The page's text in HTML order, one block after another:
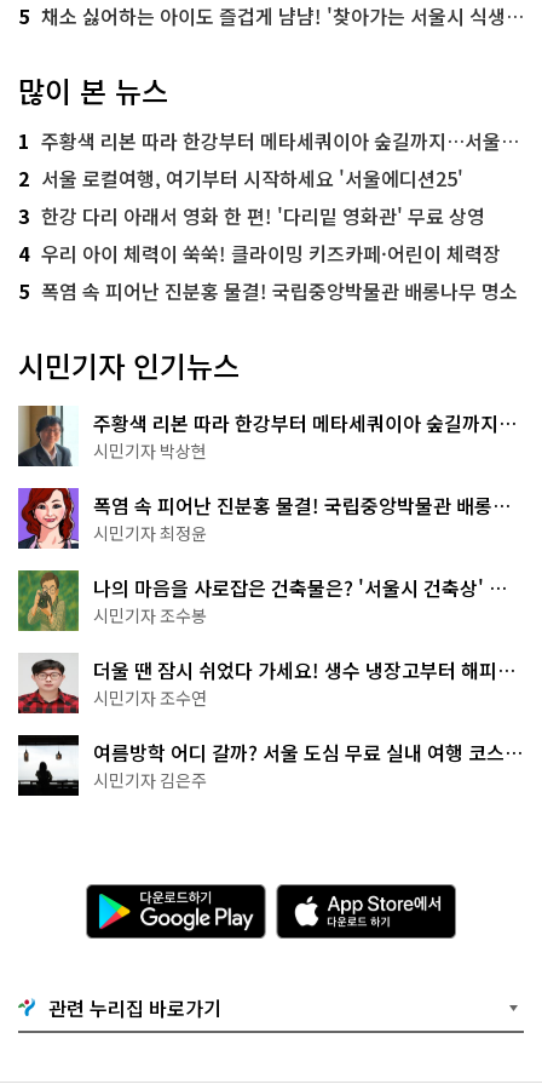
5 채소 싫어하는 아이도 즐겁게 냠냠! '찾아가는 서울시 식생활 교육' 현장
많이 본 뉴스
1 주황색 리본 따라 한강부터 메타세쿼이아 숲길까지…서울둘레길 15코스
2 서울 로컬여행, 여기부터 시작하세요 '서울에디션25'
3 한강 다리 아래서 영화 한 편! '다리밑 영화관' 무료 상영
4 우리 아이 체력이 쑥쑥! 클라이밍 키즈카페·어린이 체력장
5 폭염 속 피어난 진분홍 물결! 국립중앙박물관 배롱나무 명소
시민기자 인기뉴스
주황색 리본 따라 한강부터 메타세쿼이아 숲길까지…
서울둘레길 15코스
시민기자 박상현
폭염 속 피어난 진분홍 물결! 국립중앙박물관 배롱나
무 명소
시민기자 최정윤
나의 마음을 사로잡은 건축물은? '서울시 건축상' 수
상작 공개!
시민기자 조수봉
더울 땐 잠시 쉬었다 가세요! 생수 냉장고부터 해피소
·무더위쉼터까지
시민기자 조수연
여름방학 어디 갈까? 서울 도심 무료 실내 여행 코스
추천
시민기자 김은주
다
운
로
기
G
o
g
A
p
p
e
서
관련 누리집 바로가기